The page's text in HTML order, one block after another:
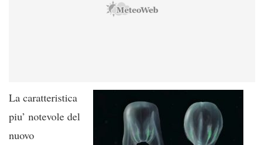
La caratteristica
piu’ notevole del
nuovo